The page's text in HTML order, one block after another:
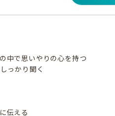
中で思いやりの心を持つ
っかり聞く
伝える